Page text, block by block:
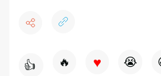
👍 🔥 ♥ 😭